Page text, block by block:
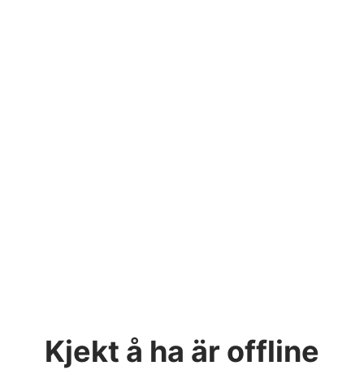
Kjekt å ha är offline